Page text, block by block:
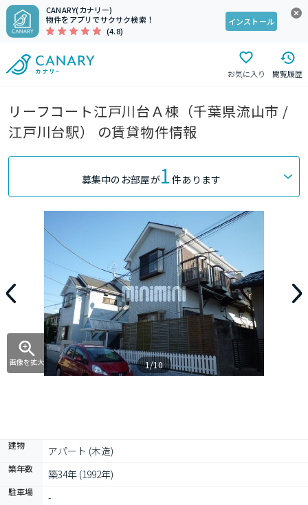
CANARY(カナリー)
物件をアプリでサクサク検索！
(4.8)
インストール
お気に入り 閲覧履歴
リーフコート江戸川台Ａ棟（千葉県流山市 /
江戸川台駅） の賃貸物件情報
募集中のお部屋が1 件あります
画像を拡大 1/10
建物 アパート (木造)
築年数 築34年 (1992年)
駐車場 -